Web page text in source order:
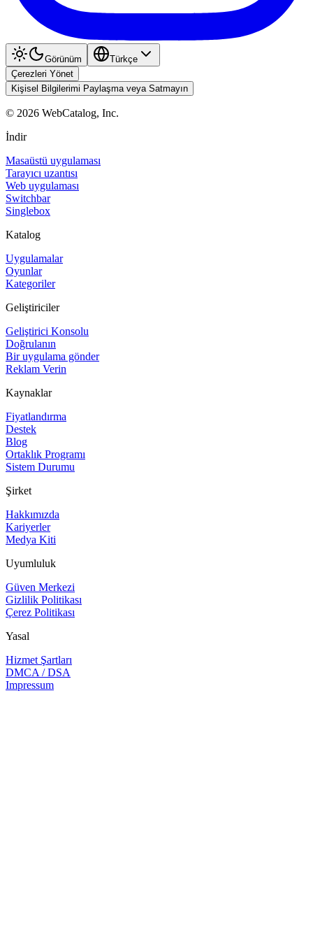
Görünüm
Türkçe
Çerezleri Yönet
Kişisel Bilgilerimi Paylaşma veya Satmayın
© 2026 WebCatalog, Inc.
İndir
Masaüstü uygulaması
Tarayıcı uzantısı
Web uygulaması
Switchbar
Singlebox
Katalog
Uygulamalar
Oyunlar
Kategoriler
Geliştiriciler
Geliştirici Konsolu
Doğrulanın
Bir uygulama gönder
Reklam Verin
Kaynaklar
Fiyatlandırma
Destek
Blog
Ortaklık Programı
Sistem Durumu
Şirket
Hakkımızda
Kariyerler
Medya Kiti
Uyumluluk
Güven Merkezi
Gizlilik Politikası
Çerez Politikası
Yasal
Hizmet Şartları
DMCA / DSA
Impressum